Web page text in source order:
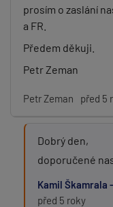
prosím o zaslání
a FR.
Předem děkuji.
Petr Zeman
Petr Zeman před 5
Dobrý den,
doporučené
Kamil Škamrala -
před 5 roky